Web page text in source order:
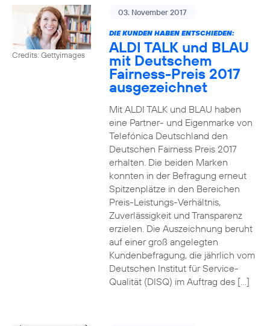
Credits: Gettyimages
03. November 2017
DIE KUNDEN HABEN ENTSCHIEDEN:
ALDI TALK und BLAU
mit Deutschem
Fairness-Preis 2017
ausgezeichnet
Mit ALDI TALK und BLAU haben
eine Partner- und Eigenmarke von
Telefónica Deutschland den
Deutschen Fairness Preis 2017
erhalten. Die beiden Marken
konnten in der Befragung erneut
Spitzenplätze in den Bereichen
Preis-Leistungs-Verhältnis,
Zuverlässigkeit und Transparenz
erzielen. Die Auszeichnung beruht
auf einer groß angelegten
Kundenbefragung, die jährlich vom
Deutschen Institut für Service-
Qualität (DISQ) im Auftrag des […]